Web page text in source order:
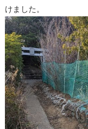
けました。